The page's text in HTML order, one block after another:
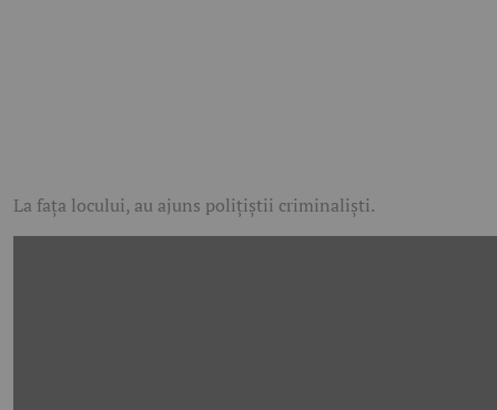
La fața locului, au ajuns polițiștii criminaliști.